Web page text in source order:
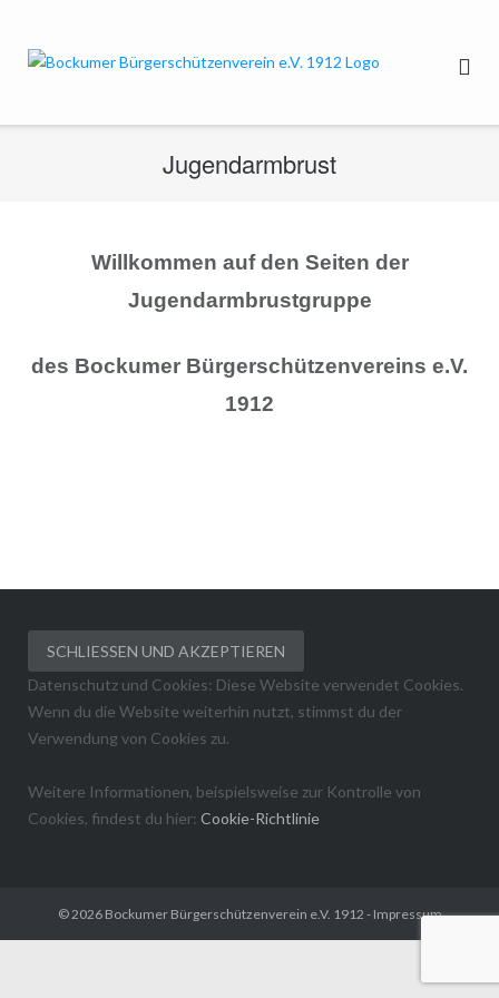
Inhalt
Jugendarmbrust
Willkommen auf den Seiten der
Jugendarmbrustgruppe
des Bockumer Bürgerschützenvereins e.V.
1912
Datenschutz und Cookies: Diese Website verwendet Cookies.
Wenn du die Website weiterhin nutzt, stimmst du der
Verwendung von Cookies zu.
Weitere Informationen, beispielsweise zur Kontrolle von
Cookies, findest du hier: Cookie-Richtlinie
© 2026 Bockumer Bürgerschützenverein e.V. 1912 - Impressum